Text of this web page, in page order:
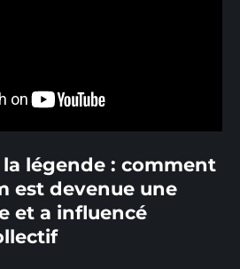
la légende : comment
est devenue une
et a influencé